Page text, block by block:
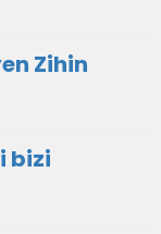
Zihin
bizi